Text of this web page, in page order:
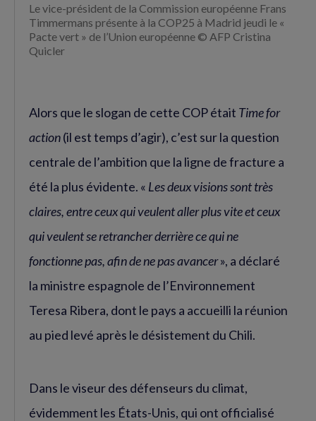
Le vice-président de la Commission européenne Frans
Timmermans présente à la COP25 à Madrid jeudi le «
Pacte vert » de l’Union européenne © AFP Cristina
Quicler
Alors que le slogan de cette COP était Time for
action(il est temps d’agir), c’est sur la question
centrale de l’ambition que la ligne de fracture a
été la plus évidente. « Les deux visions sont très
claires, entre ceux qui veulent aller plus vite et ceux
qui veulent se retrancher derrière ce qui ne
fonctionne pas, afin de ne pas avancer», a déclaré
la ministre espagnole de l’Environnement
Teresa Ribera, dont le pays a accueilli la réunion
au pied levé après le désistement du Chili.
Dans le viseur des défenseurs du climat,
évidemment les États-Unis, qui ont officialisé